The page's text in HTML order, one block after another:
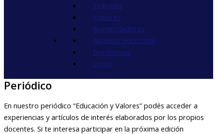
Trámites
Haberes
Nomencladores
Ascenso Horizontal
Normativas
Otros
Periódico
En nuestro periódico “Educación y Valores” podés acceder a
experiencias y artículos de interés elaborados por los propios
docentes. Si te interesa participar en la próxima edición